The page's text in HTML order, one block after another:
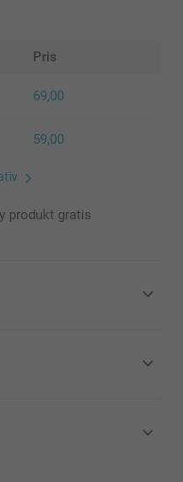
Pris
69,00
59,00
produkt gratis
inklusive moms och